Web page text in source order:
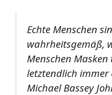
Echte Menschen
wahrheitsgemäß,
Menschen
letztendlich immer
Michael Bassey